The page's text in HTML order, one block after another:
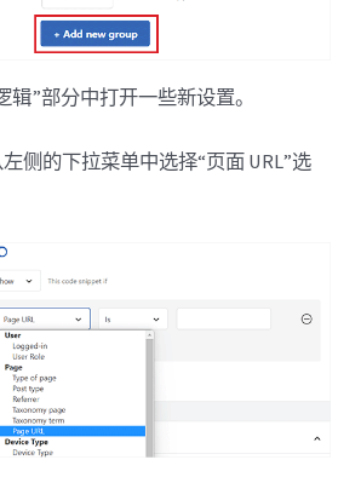
辑”部分中打开一些新设置。
侧的下拉菜单中选择“页面 URL”选